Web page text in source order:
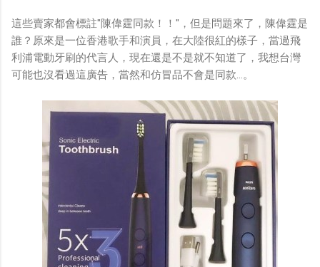
這些賣家都會標註"陳偉霆同款！！"，但是問題來了，陳偉霆是
誰？原來是一位香港歌手和演員，在大陸很紅的樣子，當過飛
利浦電動牙刷的代言人，現在還是不是就不知道了，我想台灣
可能也沒看過這廣告，當然和仿冒品不會是同款...。